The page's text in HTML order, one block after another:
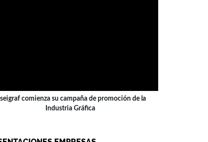
comienza su campaña de promoción de la
Industria Gráfica